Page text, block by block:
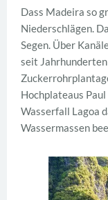
Dass Madeira so
Niederschlägen.
Segen. Über
seit
Hochplateaus
Wasserfall Lagoa
Wassermassen